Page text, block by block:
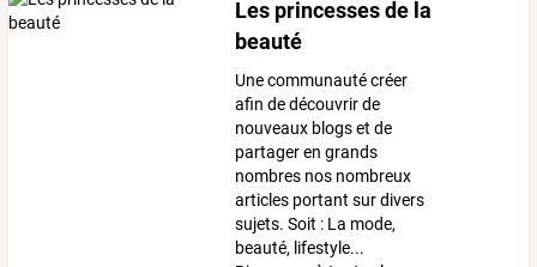
Les princesses de la
beauté
Une communauté créer
afin de découvrir de
nouveaux blogs et de
partager en grands
nombres nos nombreux
articles portant sur divers
sujets. Soit : La mode,
beauté, lifestyle...